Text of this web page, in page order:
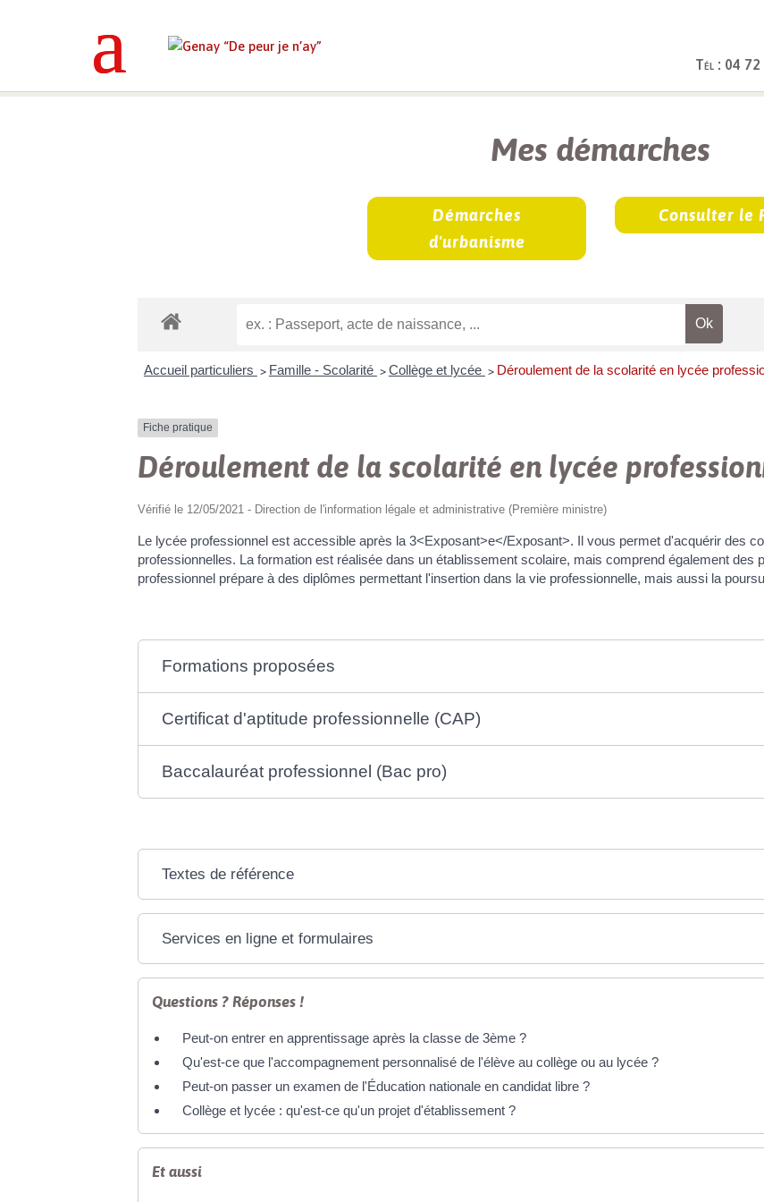
Tél : 04
Mes démarches
Démarches
d'urbanisme
Consulter le
Accueil particuliers > Famille - Scolarité > Collège et lycée > Déroulement de la scolarité en lycée
Fiche pratique
Déroulement de la scolarité en lycée
Vérifié le 12/05/2021 - Direction de l'information légale et administrative (Première ministre)
Le lycée professionnel est accessible après la 3<Exposant>e</Exposant>. Il vous permet d'acquérir des
professionnelles. La formation est réalisée dans un établissement scolaire, mais comprend également des
professionnel prépare à des diplômes permettant l'insertion dans la vie professionnelle, mais aussi la
Formations proposées
Certificat d'aptitude professionnelle (CAP)
Baccalauréat professionnel (Bac pro)
Textes de référence
Services en ligne et formulaires
Questions ? Réponses !
Peut-on entrer en apprentissage après la classe de 3ème ?
Qu'est-ce que l'accompagnement personnalisé de l'élève au collège ou au lycée ?
Peut-on passer un examen de l'Éducation nationale en candidat libre ?
Collège et lycée : qu'est-ce qu'un projet d'établissement ?
Et aussi